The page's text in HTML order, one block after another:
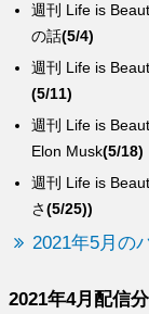
週刊 Life is
さ(5/25))
週刊 Life is
Elon Musk(5/18)
週刊 Life is
(5/11)
週刊 Life is
の話(5/4)
2021年5月の
2021年4月配信分